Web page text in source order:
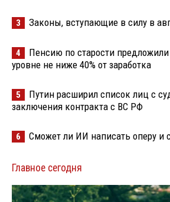
3 Законы, вступающие в силу в
4
Пенсию по старости
уровне не ниже 40% от заработка
5
Путин расширил список лиц с
заключения контракта с ВС РФ
6 Сможет ли ИИ написать оперу и
Главное сегодня